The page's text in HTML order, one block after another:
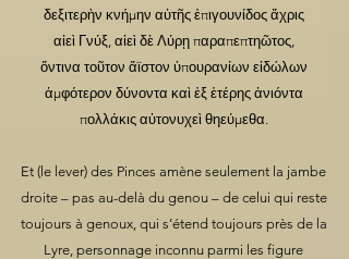
δεξιτερὴν κνήμην αὐτῆς ἐπιγουνίδος ἄχρις
αἰεὶ Γνύξ, αἰεὶ δὲ Λύρῃ παραπεπτηῶτος,
ὅντινα τοῦτον ἄϊστον ὑπουρανίων εἰδώλων
ἀμφότερον δύνοντα καὶ ἐξ ἑτέρης ἀνιόντα
πολλάκις αὐτονυχεὶ θηεύμεθα.
Et (le lever) des Pinces amène seulement la jambe
droite – pas au-delà du genou – de celui qui reste
toujours à genoux, qui s’étend toujours près de la
Lyre, personnage inconnu parmi les figure